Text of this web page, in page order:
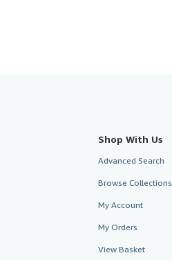
Shop With Us
Advanced Search
Browse Collections
My Account
My Orders
View Basket